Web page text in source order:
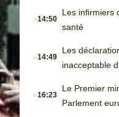
.14:50
Les infirmiers
santé
.14:49
Les
inacceptable
.16:23
Le Premier
Parlement